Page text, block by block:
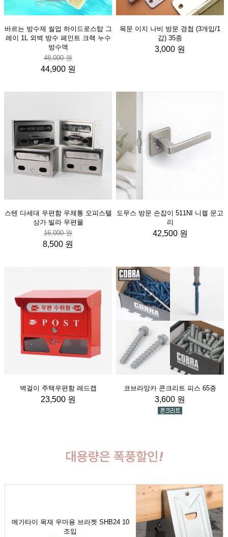
바르는 방수제 씰업 하이드로스탑 그
레이 1L 외벽 방수 페인트 크랙 누수
방수액
48,000 원
44,900 원
목문 이지 나비 방문 경첩 (3개입/1
갑) 35종
3,000 원
스텐 다세대 우편함 우체통 오피스텔
상가 빌라 우편물
16,000 원
8,500 원
도무스 방문 손잡이 511NI 니켈 문고
리
42,500 원
벽걸이 주택우편함 레드캡
23,500 원
코브라앙카 콘크리트 피스 65종
3,600 원
메가타이 목재 우마용 브라켓 SHB24 10
조입